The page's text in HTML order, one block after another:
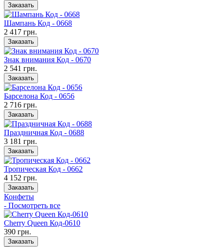
Заказать
Шампань Код - 0668
2 417 грн.
Заказать
Знак внимания Код - 0670
2 541 грн.
Заказать
Барселона Код - 0656
2 716 грн.
Заказать
Праздничная Код - 0688
3 181 грн.
Заказать
Тропическая Код - 0662
4 152 грн.
Заказать
Конфеты
- Посмотреть все
Cherry Queen Код-0610
390 грн.
Заказать